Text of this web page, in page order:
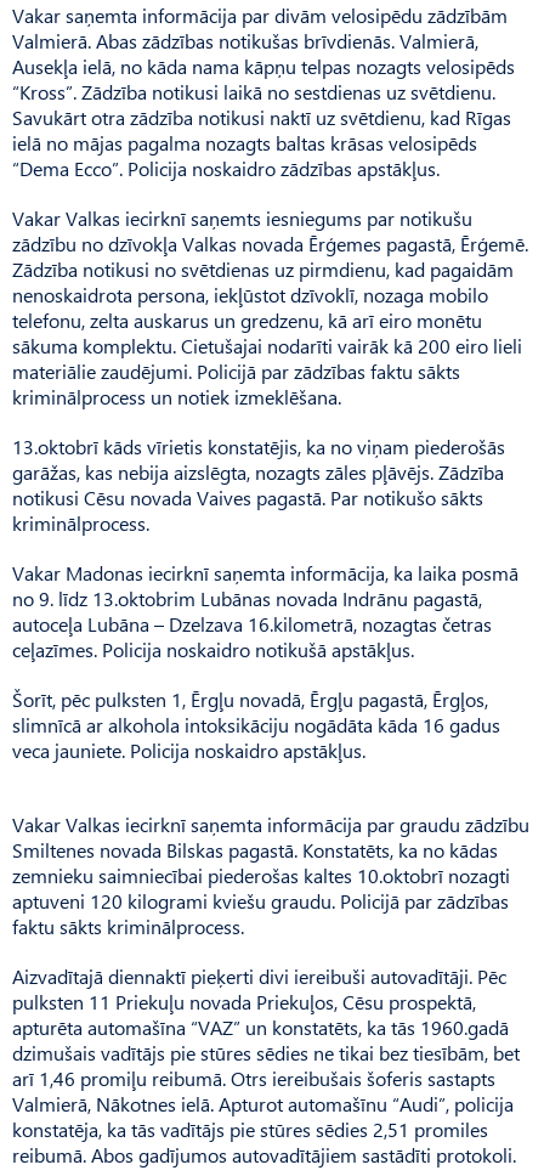
Vakar saņemta informācija par divām velosipēdu zādzībām
Valmierā. Abas zādzības notikušas brīvdienās. Valmierā,
Ausekļa ielā, no kāda nama kāpņu telpas nozagts velosipēds
“Kross”. Zādzība notikusi laikā no sestdienas uz svētdienu.
Savukārt otra zādzība notikusi naktī uz svētdienu, kad Rīgas
ielā no mājas pagalma nozagts baltas krāsas velosipēds
“Dema Ecco”. Policija noskaidro zādzības apstākļus.
Vakar Valkas iecirknī saņemts iesniegums par notikušu
zādzību no dzīvokļa Valkas novada Ērģemes pagastā, Ērģemē.
Zādzība notikusi no svētdienas uz pirmdienu, kad pagaidām
nenoskaidrota persona, iekļūstot dzīvoklī, nozaga mobilo
telefonu, zelta auskarus un gredzenu, kā arī eiro monētu
sākuma komplektu. Cietušajai nodarīti vairāk kā 200 eiro lieli
materiālie zaudējumi. Policijā par zādzības faktu sākts
kriminālprocess un notiek izmeklēšana.
13.oktobrī kāds vīrietis konstatējis, ka no viņam piederošās
garāžas, kas nebija aizslēgta, nozagts zāles pļāvējs. Zādzība
notikusi Cēsu novada Vaives pagastā. Par notikušo sākts
kriminālprocess.
Vakar Madonas iecirknī saņemta informācija, ka laika posmā
no 9. līdz 13.oktobrim Lubānas novada Indrānu pagastā,
autoceļa Lubāna – Dzelzava 16.kilometrā, nozagtas četras
ceļazīmes. Policija noskaidro notikušā apstākļus.
Šorīt, pēc pulksten 1, Ērgļu novadā, Ērgļu pagastā, Ērgļos,
slimnīcā ar alkohola intoksikāciju nogādāta kāda 16 gadus
veca jauniete. Policija noskaidro apstākļus.
Vakar Valkas iecirknī saņemta informācija par graudu zādzību
Smiltenes novada Bilskas pagastā. Konstatēts, ka no kādas
zemnieku saimniecībai piederošas kaltes 10.oktobrī nozagti
aptuveni 120 kilogrami kviešu graudu. Policijā par zādzības
faktu sākts kriminālprocess.
Aizvadītajā diennaktī pieķerti divi iereibuši autovadītāji. Pēc
pulksten 11 Priekuļu novada Priekuļos, Cēsu prospektā,
apturēta automašīna “VAZ” un konstatēts, ka tās 1960.gadā
dzimušais vadītājs pie stūres sēdies ne tikai bez tiesībām, bet
arī 1,46 promiļu reibumā. Otrs iereibušais šoferis sastapts
Valmierā, Nākotnes ielā. Apturot automašīnu “Audi”, policija
konstatēja, ka tās vadītājs pie stūres sēdies 2,51 promiles
reibumā. Abos gadījumos autovadītājiem sastādīti protokoli.